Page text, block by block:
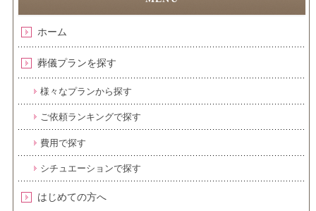
ホーム
葬儀プランを探す
様々なプランから探す
ご依頼ランキングで探す
費用で探す
シチュエーションで探す
はじめての方へ